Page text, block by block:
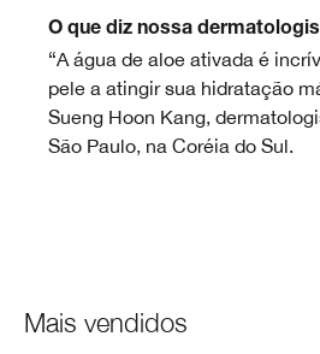
O que diz nossa
“A água de aloe ativada é
pele a atingir sua hidratação
Sueng Hoon Kang,
São Paulo, na Coréia do Sul.
Mais vendidos